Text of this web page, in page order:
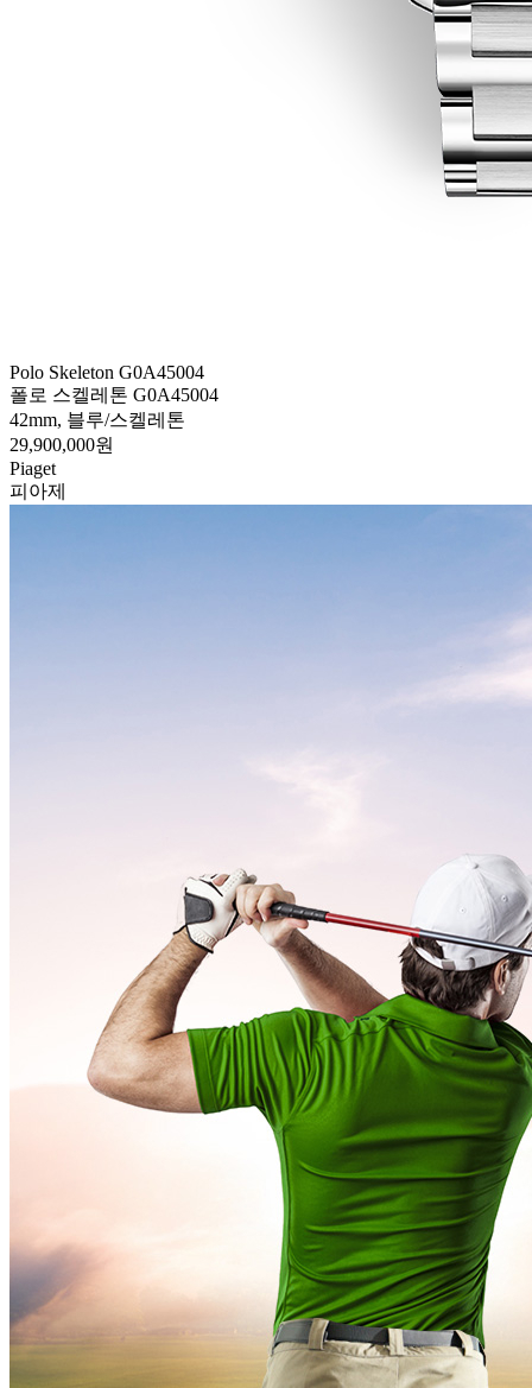
Polo Skeleton G0A45004
폴로 스켈레톤 G0A45004
42mm, 블루/스켈레톤
29,900,000원
Piaget
피아제